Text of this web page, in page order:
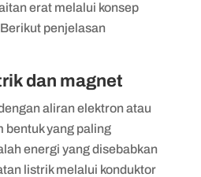
erat melalui konsep
penjelasan
dan magnet
aliran elektron atau
bentuk yang paling
energi yang disebabkan
listrik melalui konduktor